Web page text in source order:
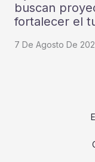
buscan
fortalecer el
7 De Agosto De